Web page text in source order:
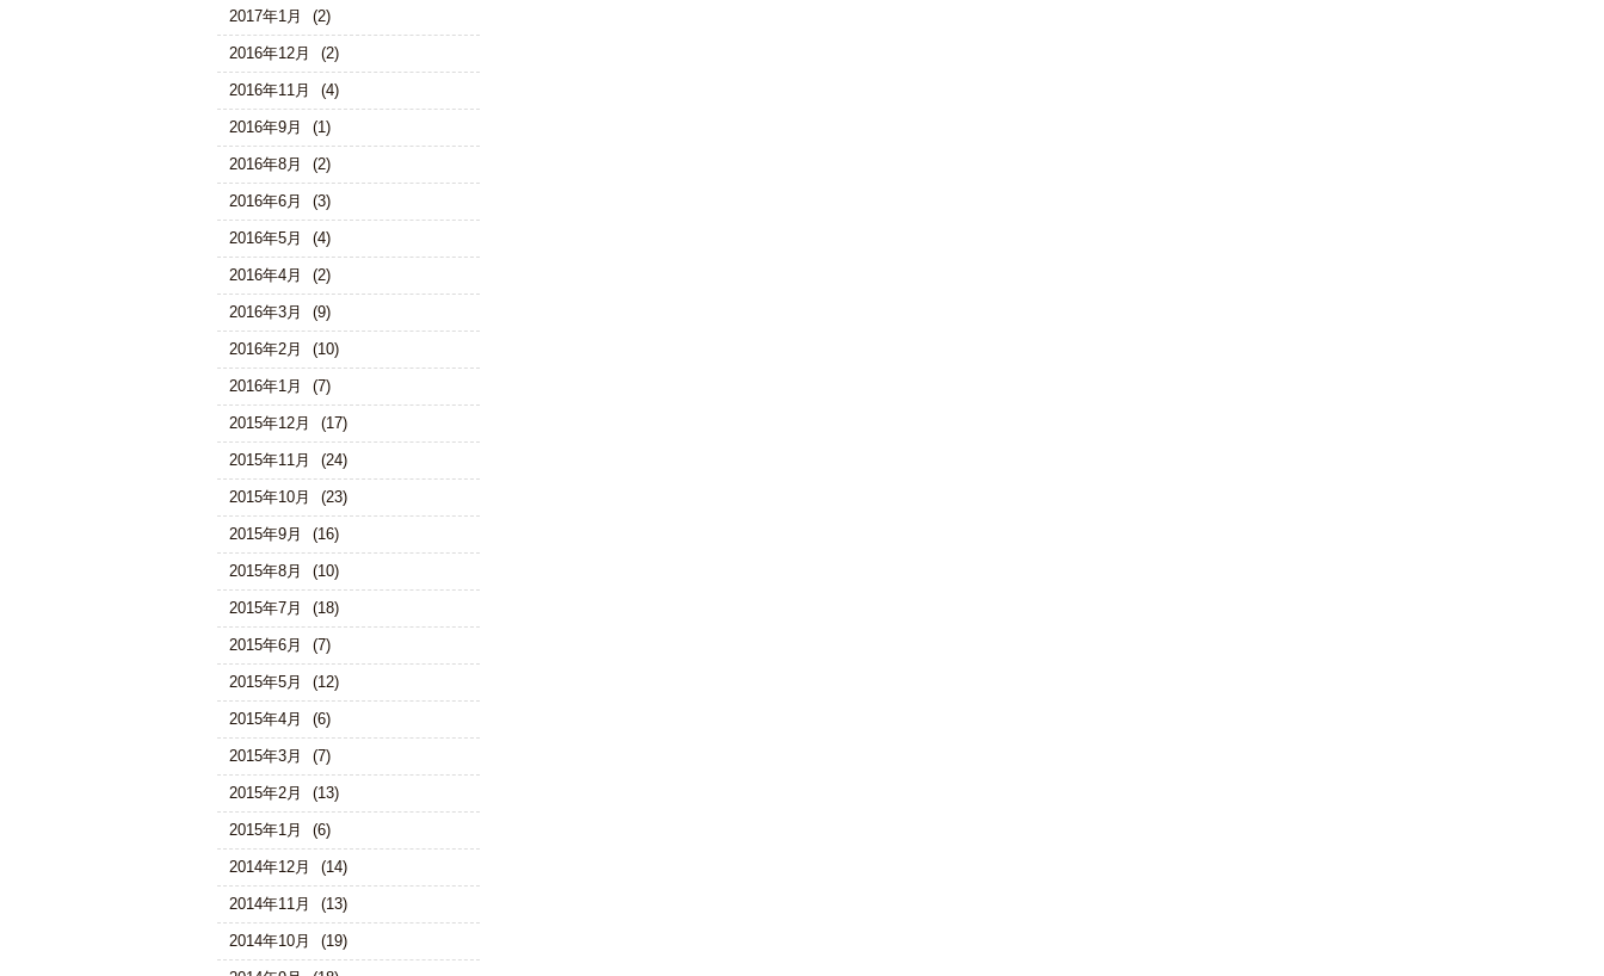
2017年1月 (2)
2016年12月 (2)
2016年11月 (4)
2016年9月 (1)
2016年8月 (2)
2016年6月 (3)
2016年5月 (4)
2016年4月 (2)
2016年3月 (9)
2016年2月 (10)
2016年1月 (7)
2015年12月 (17)
2015年11月 (24)
2015年10月 (23)
2015年9月 (16)
2015年8月 (10)
2015年7月 (18)
2015年6月 (7)
2015年5月 (12)
2015年4月 (6)
2015年3月 (7)
2015年2月 (13)
2015年1月 (6)
2014年12月 (14)
2014年11月 (13)
2014年10月 (19)